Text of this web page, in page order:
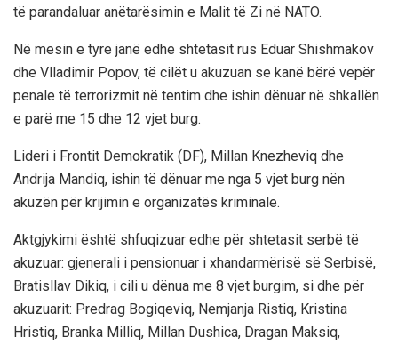
të parandaluar anëtarësimin e Malit të Zi në NATO.
Në mesin e tyre janë edhe shtetasit rus Eduar Shishmakov
dhe Vlladimir Popov, të cilët u akuzuan se kanë bërë vepër
penale të terrorizmit në tentim dhe ishin dënuar në shkallën
e parë me 15 dhe 12 vjet burg.
Lideri i Frontit Demokratik (DF), Millan Knezheviq dhe
Andrija Mandiq, ishin të dënuar me nga 5 vjet burg nën
akuzën për krijimin e organizatës kriminale.
Aktgjykimi është shfuqizuar edhe për shtetasit serbë të
akuzuar: gjenerali i pensionuar i xhandarmërisë së Serbisë,
Bratisllav Dikiq, i cili u dënua me 8 vjet burgim, si dhe për
akuzuarit: Predrag Bogiqeviq, Nemjanja Ristiq, Kristina
Hristiq, Branka Milliq, Millan Dushica, Dragan Maksiq,